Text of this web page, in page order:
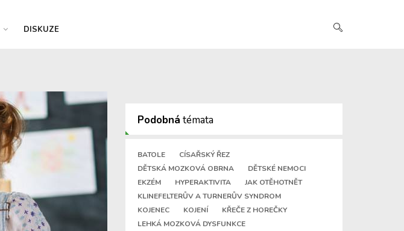
DISKUZE
Podobná témata
BATOLE
CÍSAŘSKÝ ŘEZ
DĚTSKÁ MOZKOVÁ OBRNA
DĚTSKÉ NEMOCI
EKZÉM
HYPERAKTIVITA
JAK OTĚHOTNĚT
KLINEFELTERŮV A TURNERŮV SYNDROM
KOJENEC
KOJENÍ
KŘEČE Z HOREČKY
LEHKÁ MOZKOVÁ DYSFUNKCE